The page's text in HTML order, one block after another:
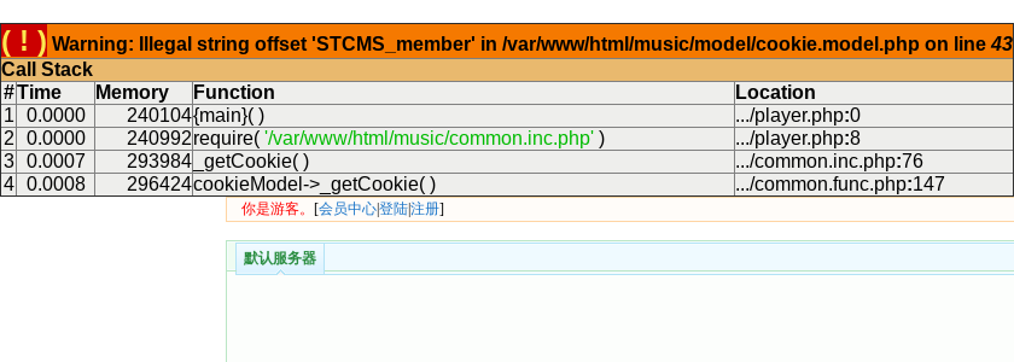
( ! ) Warning: Illegal string offset 'STCMS_member' in /var/www/html/music/model/cookie.model.php on line43
Call Stack
#Time Memory Function
Location
1
0.0000 240104{main}( ) .../player.php:0
2
0.0000 240992require( '/var/www/html/music/common.inc.php' ) .../player.php:8
3
0.0007 293984 _getCookie( ) .../common.inc.php:76
4
0.0008 296424cookieModel->_getCookie( ) .../common.func.php:147
你是游客。 [会员中心登陆注册]
默认服务器